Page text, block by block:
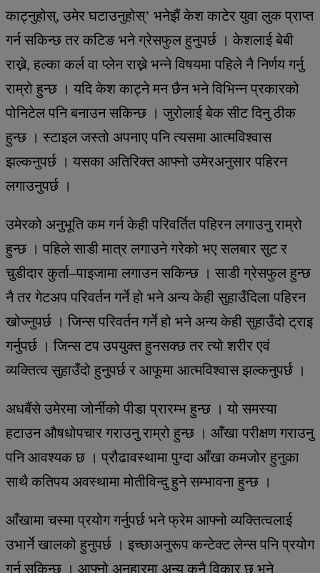
काट्नुहोस्, उमेर घटाउनुहोस्’ भनेझैं केश काटेर युवा लुक प्राप्त
गर्न सकिन्छ तर कटिङ भने ग्रेसफुल हुनुपर्छ । केशलाई बेबी
राख्ने, हल्का कर्ल वा प्लेन राख्ने भन्ने विषयमा पहिले नै निर्णय गर्नु
राम्रो हुन्छ । यदि केश काट्ने मन छैन भने विभिन्न प्रकारको
पोनिटेल पनि बनाउन सकिन्छ । जुरोलाई बेक सीट दिनु ठीक
हुन्छ । स्टाइल जस्तो अपनाए पनि त्यसमा आत्मविश्वास
झल्कनुपर्छ । यसका अतिरिक्त आफ्नो उमेरअनुसार पहिरन
लगाउनुपर्छ ।
उमेरको अनुभूति कम गर्न केही परिवर्तित पहिरन लगाउनु राम्रो
हुन्छ । पहिले साडी मात्र लगाउने गरेको भए सलबार सुट र
चुडीदार कुर्ता–पाइजामा लगाउन सकिन्छ । साडी ग्रेसफुल हुन्छ
नै तर गेटअप परिवर्तन गर्ने हो भने अन्य केही सुहाउँदिला पहिरन
खोज्नुपर्छ । जिन्स परिवर्तन गर्ने हो भने अन्य केही सुहाउँदो ट्राइ
गर्नुपर्छ । जिन्स टप उपयुक्त हुनसक्छ तर त्यो शरीर एवं
व्यक्तित्व सुहाउँदो हुनुपर्छ र आफूमा आत्मविश्वास झल्कनुपर्छ ।
अधबैंसे उमेरमा जोर्नीको पीडा प्रारम्भ हुन्छ । यो समस्या
हटाउन औषधोपचार गराउनु राम्रो हुन्छ । आँखा परीक्षण गराउनु
पनि आवश्यक छ । प्रौढावस्थामा पुग्दा आँखा कमजोर हुनुका
साथै कतिपय अवस्थामा मोतीविन्दु हुने सम्भावना हुन्छ ।
आँखामा चस्मा प्रयोग गर्नुपर्छ भने फ्रेम आफ्नो व्यक्तित्वलाई
उभार्ने खालको हुनुपर्छ । इच्छाअनुरूप कन्टेक्ट लेन्स पनि प्रयोग
गर्न सकिन्छ । आफ्नो अनुहारमा अन्य कुनै विकार छ भने